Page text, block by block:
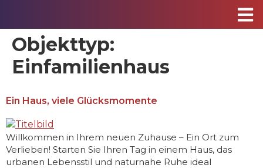
Objekttyp:
Einfamilienhaus
Ein Haus, viele Glücksmomente
Willkommen in Ihrem neuen Zuhause – Ein Ort zum
Verlieben! Starten Sie Ihren Tag in einem Haus, das
urbanen Lebensstil und naturnahe Ruhe ideal